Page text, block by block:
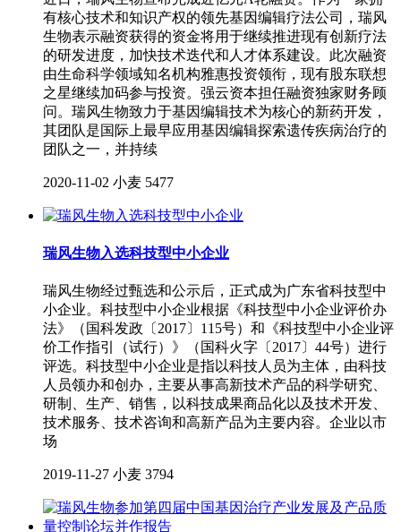
有核心技术和知识产权的领先基因编辑疗法公司，瑞风
生物表示融资获得的资金将用于继续推进现有创新疗法
的研发进度，加快技术迭代和人才体系建设。此次融资
由生命科学领域知名机构雅惠投资领衔，现有股东联想
之星继续加码参与投资。强云资本担任融资独家财务顾
问。瑞风生物致力于基因编辑技术为核心的新药开发，
其团队是国际上最早应用基因编辑探索遗传疾病治疗的
团队之一，并持续
2020-11-02 小麦 5477
瑞风生物入选科技型中小企业
瑞风生物经过甄选和公示后，正式成为广东省科技型中
小企业。科技型中小企业根据《科技型中小企业评价办
法》（国科发政〔2017〕115号）和《科技型中小企业评
价工作指引（试行）》（国科火字〔2017〕44号）进行
评选。科技型中小企业是指以科技人员为主体，由科技
人员领办和创办，主要从事高新技术产品的科学研究、
研制、生产、销售，以科技成果商品化以及技术开发、
技术服务、技术咨询和高新产品为主要内容。企业以市
场
2019-11-27 小麦 3794